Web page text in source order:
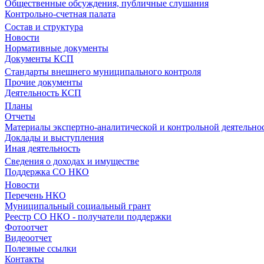
Общественные обсуждения, публичные слушания
Контрольно-счетная палата
Состав и структура
Новости
Нормативные документы
Документы КСП
Стандарты внешнего муниципального контроля
Прочие документы
Деятельность КСП
Планы
Отчеты
Материалы экспертно-аналитической и контрольной
Доклады и выступления
Иная деятельность
Сведения о доходах и имуществе
Поддержка СО НКО
Новости
Перечень НКО
Муниципальный социальный грант
Реестр СО НКО - получатели поддержки
Фотоотчет
Видеоотчет
Полезные ссылки
Контакты